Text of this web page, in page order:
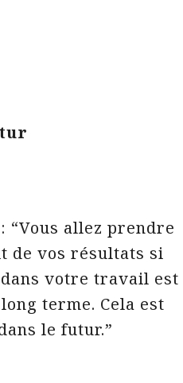
: “Vous allez prendre
de vos résultats si
votre travail est
terme. Cela est
le futur.”